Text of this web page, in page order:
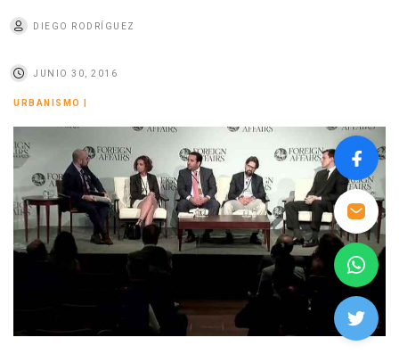
DIEGO RODRÍGUEZ
JUNIO 30, 2016
URBANISMO